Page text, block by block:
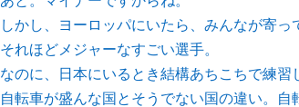
しかし、ヨーロッパにいたら、みんなが寄っ
それほどメジャーなすごい選手。
なのに、日本にいるとき結構あちこちで練習
自転車が盛んな国とそうでない国の違い。